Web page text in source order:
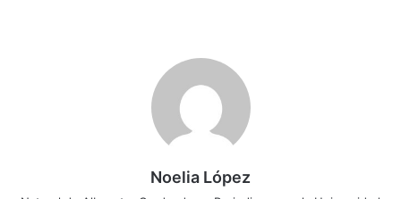
Noelia López